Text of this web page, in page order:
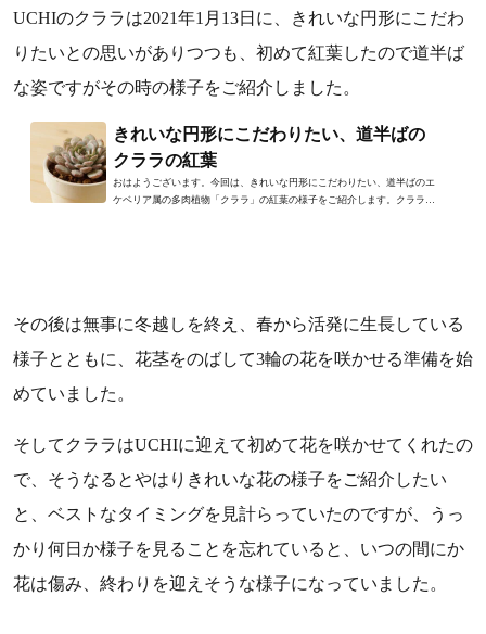
UCHIのクララは2021年1月13日に、きれいな円形にこだわ
りたいとの思いがありつつも、初めて紅葉したので道半ば
な姿ですがその時の様子をご紹介しました。
きれいな円形にこだわりたい、道半ばの
クララの紅葉
おはようございます。今回は、きれいな円形にこだわりたい、道半ばのエ
ケベリア属の多肉植物「クララ」の紅葉の様子をご紹介します。クララは
その後は無事に冬越しを終え、春から活発に生長している
様子とともに、花茎をのばして3輪の花を咲かせる準備を始
めていました。
そしてクララはUCHIに迎えて初めて花を咲かせてくれたの
で、そうなるとやはりきれいな花の様子をご紹介したい
と、ベストなタイミングを見計らっていたのですが、うっ
かり何日か様子を見ることを忘れていると、いつの間にか
花は傷み、終わりを迎えそうな様子になっていました。